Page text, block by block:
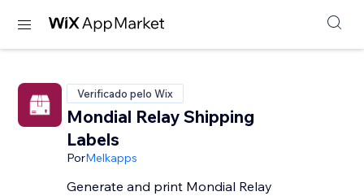
Verificado pelo Wix
Mondial Relay Shipping
Labels
PorMelkapps
Generate and print Mondial Relay